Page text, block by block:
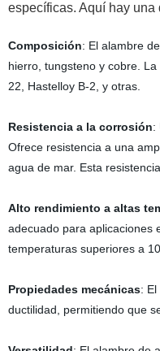
específicas. Aquí hay una
Composición: El alambre
hierro, tungsteno y cobre.
22, Hastelloy B-2, y otras.
Resistencia a la corrosión:
Ofrece resistencia a una
agua de mar. Esta
Alto rendimiento a altas
adecuado para aplicaciones
temperaturas superiores a
Propiedades mecánicas: El
ductilidad, permitiendo que